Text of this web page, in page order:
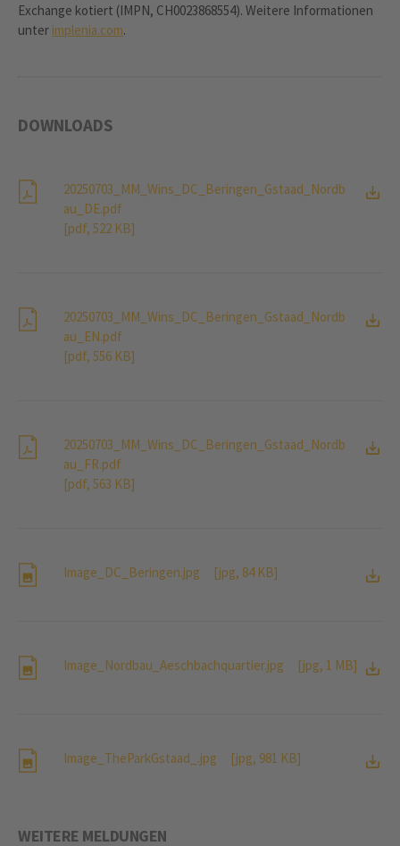
Exchange kotiert (IMPN, CH0023868554). Weitere Informationen
unter implenia.com.
DOWNLOADS
20250703_MM_Wins_DC_Beringen_Gstaad_Nordb
au_DE.pdf
[pdf, 522 KB]
20250703_MM_Wins_DC_Beringen_Gstaad_Nordb
au_EN.pdf
[pdf, 556 KB]
20250703_MM_Wins_DC_Beringen_Gstaad_Nordb
au_FR.pdf
[pdf, 563 KB]
Image_DC_Beringen.jpg [jpg, 84 KB]
Image_Nordbau_Aeschbachquartier.jpg [jpg, 1 MB]
Image_TheParkGstaad_.jpg [jpg, 981 KB]
WEITERE MELDUNGEN